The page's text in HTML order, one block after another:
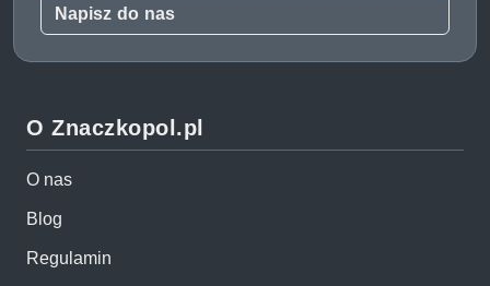
Napisz do nas
O Znaczkopol.pl
O nas
Blog
Regulamin